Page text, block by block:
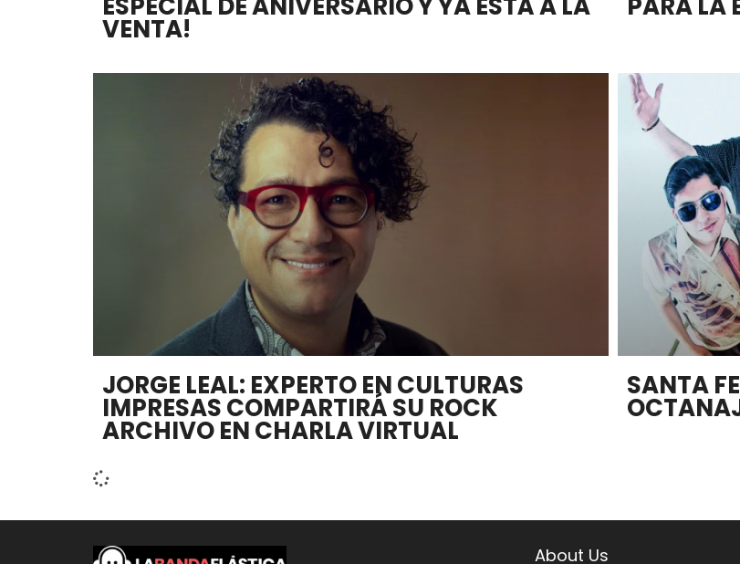
VENTA!
JORGE LEAL: EXPERTO EN CULTURAS
IMPRESAS COMPARTIRÁ SU ROCK
ARCHIVO EN CHARLA VIRTUAL
SANTA
About Us